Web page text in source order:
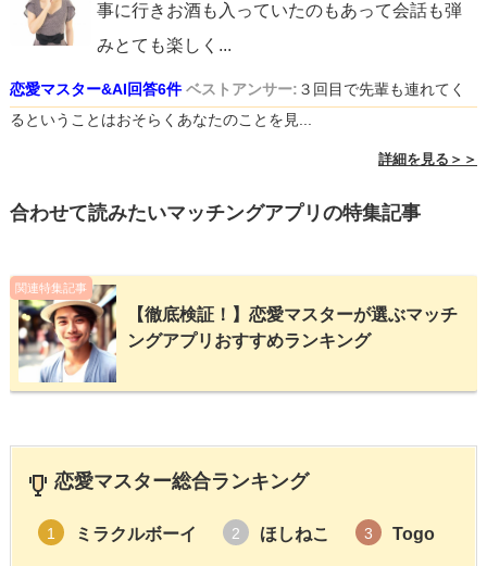
事に行きお酒も入っていたのもあって会話も弾
みとても楽しく ...
恋愛マスター&AI回答6件 ベストアンサー: ３回目で先輩も連れてく
るということはおそらくあなたのことを見...
詳細を見る＞＞
合わせて読みたいマッチングアプリの特集記事
関連特集記事
【徹底検証！】恋愛マスターが選ぶマッチ
ングアプリおすすめランキング
恋愛マスター総合ランキング
1 ミラクルボーイ 2 ほしねこ 3 Togo